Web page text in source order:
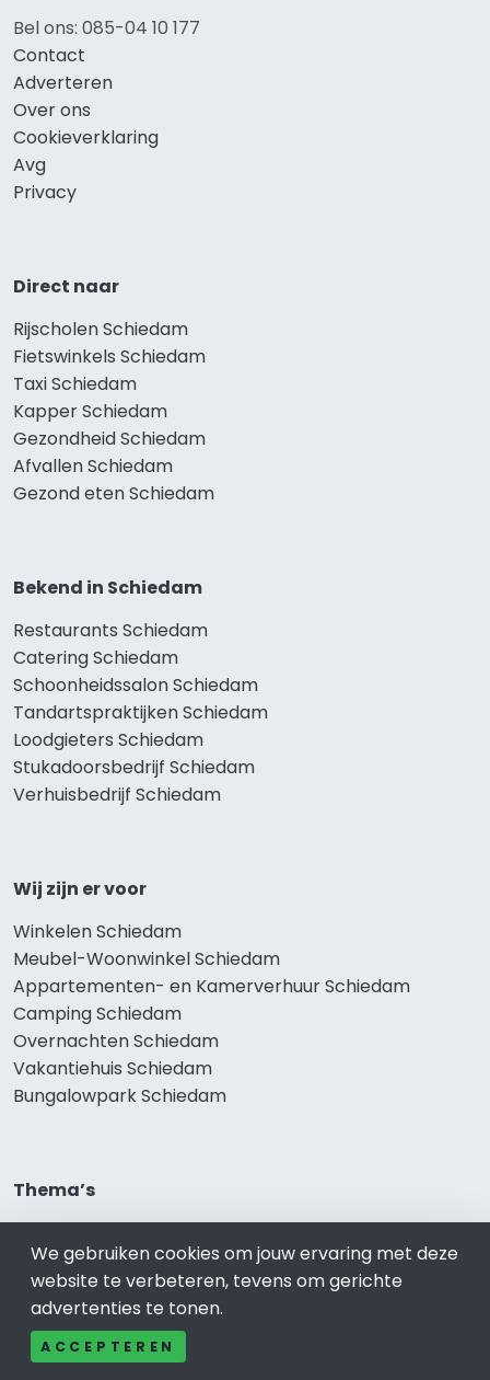
Bel ons: 085-04 10 177
Contact
Adverteren
Over ons
Cookieverklaring
Avg
Privacy
Direct naar
Rijscholen Schiedam
Fietswinkels Schiedam
Taxi Schiedam
Kapper Schiedam
Gezondheid Schiedam
Afvallen Schiedam
Gezond eten Schiedam
Bekend in Schiedam
Restaurants Schiedam
Catering Schiedam
Schoonheidssalon Schiedam
Tandartspraktijken Schiedam
Loodgieters Schiedam
Stukadoorsbedrijf Schiedam
Verhuisbedrijf Schiedam
Wij zijn er voor
Winkelen Schiedam
Meubel-Woonwinkel Schiedam
Appartementen- en Kamerverhuur Schiedam
Camping Schiedam
Overnachten Schiedam
Vakantiehuis Schiedam
Bungalowpark Schiedam
Thema’s
Notarissen Schiedam
Taxateurs Schiedam
Schoonmaakbedrijf Schiedam
Makelaars Schiedam
We gebruiken cookies om jouw ervaring met deze
website te verbeteren, tevens om gerichte
advertenties te tonen.
ACCEPTEREN